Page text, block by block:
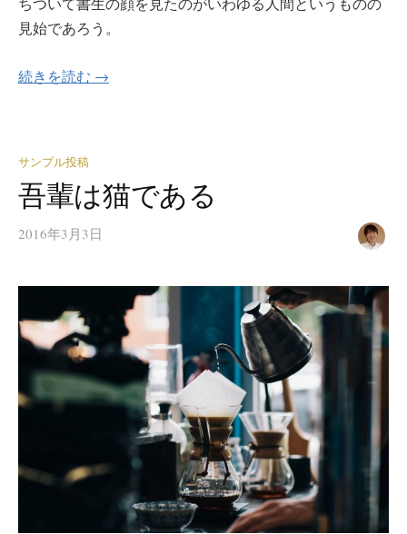
見始であろう。
続きを読む →
サンプル投稿
吾輩は猫である
2016年3月3日